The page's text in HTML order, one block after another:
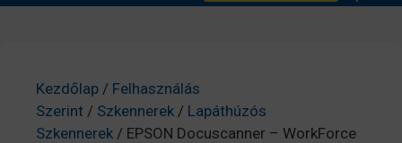
Kezdőlap / Felhasználás
Szerint / Szkennerek / Lapáthúzós
Szkennerek / EPSON Docuscanner – WorkForce